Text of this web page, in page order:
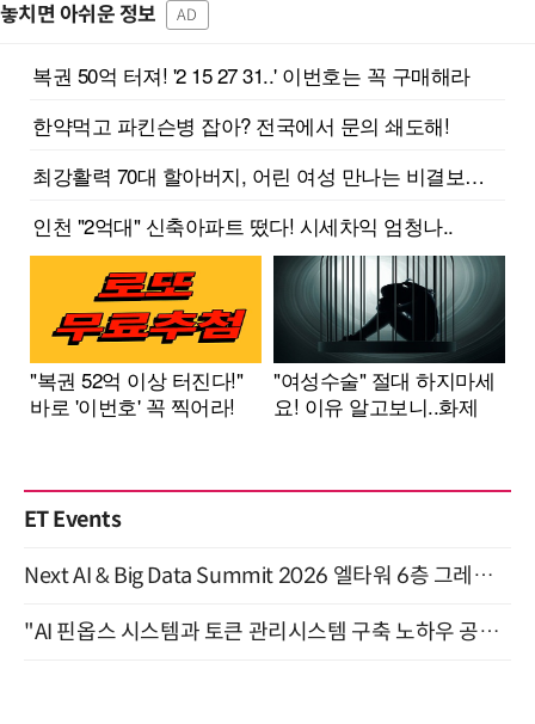
놓치면 아쉬운 정보 AD
ET Events
Next AI & Big Data Summit 2026 엘타워 6층 그레이스홀 개최 (9/18)
"AI 핀옵스 시스템과 토큰 관리시스템 구축 노하우 공개" 잠실 한국광고문화회관 2층 대회의실 (8/21)